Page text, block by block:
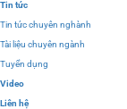
Tin tức
Tin tức chuyên nghành
Tài liệu chuyên ngành
Tuyển dụng
Video
Liên hệ